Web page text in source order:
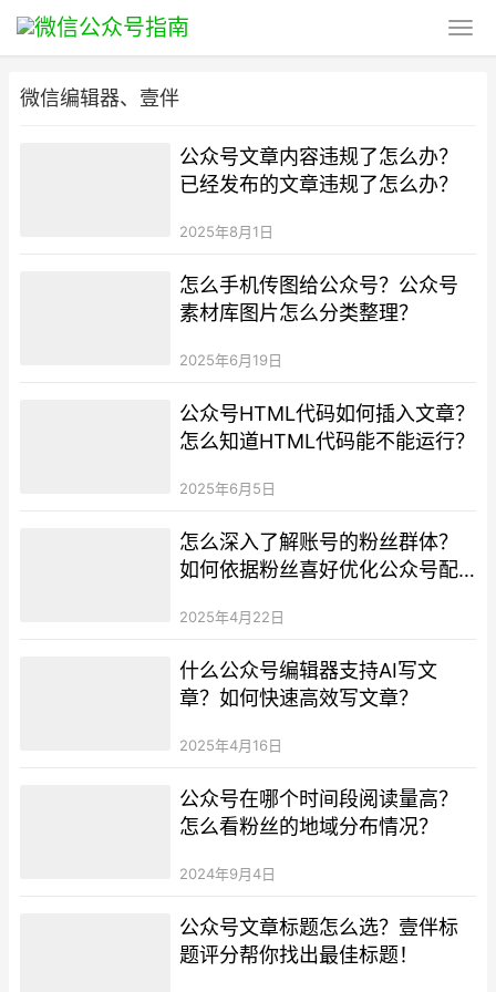
微信编辑器、壹伴
公众号文章内容违规了怎么办？
已经发布的文章违规了怎么办？
2025年8月1日
怎么手机传图给公众号？公众号
素材库图片怎么分类整理？
2025年6月19日
公众号HTML代码如何插入文章？
怎么知道HTML代码能不能运行？
2025年6月5日
怎么深入了解账号的粉丝群体？
如何依据粉丝喜好优化公众号配
2025年4月22日
什么公众号编辑器支持AI写文
章？如何快速高效写文章？
2025年4月16日
公众号在哪个时间段阅读量高？
怎么看粉丝的地域分布情况？
2024年9月4日
公众号文章标题怎么选？壹伴标
题评分帮你找出最佳标题！